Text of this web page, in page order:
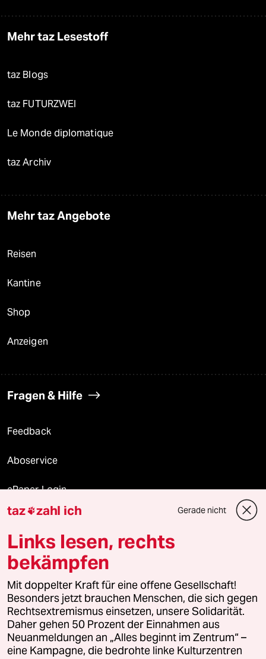
Mehr taz Lesestoff
taz Blogs
taz FUTURZWEI
Le Monde diplomatique
taz Archiv
Mehr taz Angebote
Reisen
Kantine
Shop
Anzeigen
Fragen & Hilfe
Feedback
Aboservice
ePaper Login
Downloads für Abonnierende
© 2026 taz Verlags und Vertriebs GmbH
Alle Rechte vorbehalten. Bei rechtlichen Fragen oder für Genehmigungen
wenden Sie sich bitte an
lizenzen@taz.de
Feedback Redaktionsstatut Kommune-Richtlinien
taz zahl ich Gerade nicht
Links lesen, rechts
bekämpfen
Mit doppelter Kraft für eine offene Gesellschaft!
Besonders jetzt brauchen Menschen, die sich gegen
Rechtsextremismus einsetzen, unsere Solidarität.
Daher gehen 50 Prozent der Einnahmen aus
Neuanmeldungen an „Alles beginnt im Zentrum“ –
eine Kampagne, die bedrohte linke Kulturzentren